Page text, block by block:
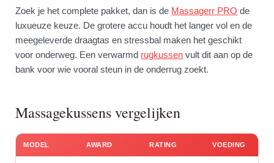
Zoek je het complete pakket, dan is de Massagerr PRO de
luxueuze keuze. De grotere accu houdt het langer vol en de
meegeleverde draagtas en stressbal maken het geschikt
voor onderweg. Een verwarmd rugkussen vult dit aan op de
bank voor wie vooral steun in de onderrug zoekt.
Massagekussens vergelijken
MODEL AWARD RATING VOEDING